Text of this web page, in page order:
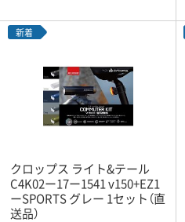
新着
クロップス ライト&テール
C4K02ー17ー1541 v150+EZ1
ーSPORTS グレー 1セット（直
送品）